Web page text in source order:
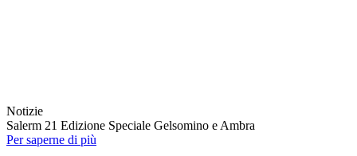
Notizie
Salerm 21 Edizione Speciale Gelsomino e Ambra
Per saperne di più